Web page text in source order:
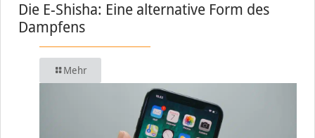
Die E-Shisha: Eine alternative Form des
Dampfens
Mehr